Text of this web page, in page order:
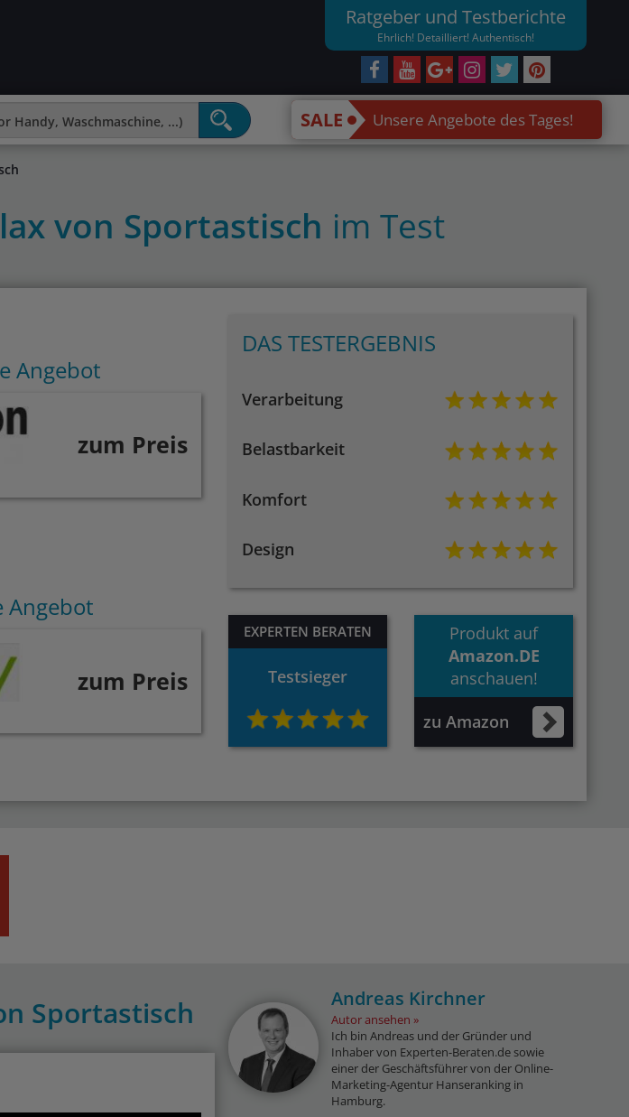
Ratgeber und Testberichte
Ehrlich! Detailliert! Authentisch!
SALE Unsere Angebote des Tages!
von Sportastisch im Test
Angebot
zum Preis
Angebot
zum Preis
DAS TESTERGEBNIS
Verarbeitung
Belastbarkeit
Komfort
Design
EXPERTEN BERATEN
Testsieger
Produkt auf
Amazon.DE
anschauen!
zu Amazon
Sportastisch Andreas Kirchner
Autor ansehen
Ich bin Andreas und der Gründer und
Inhaber von Experten-Beraten.de sowie
einer der Geschäftsführer von der Online-
Marketing-Agentur Hanseranking in
Hamburg.